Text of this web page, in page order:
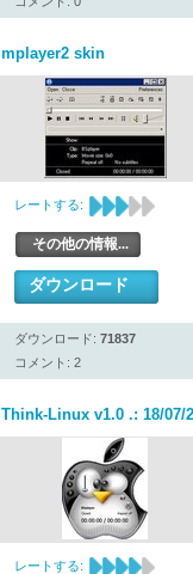
mplayer2 skin
レートする:
その他の情報...
ダウンロード
ダウンロード: 71837
コメント: 2
Think-Linux v1.0 .: 18/07/
レートする: